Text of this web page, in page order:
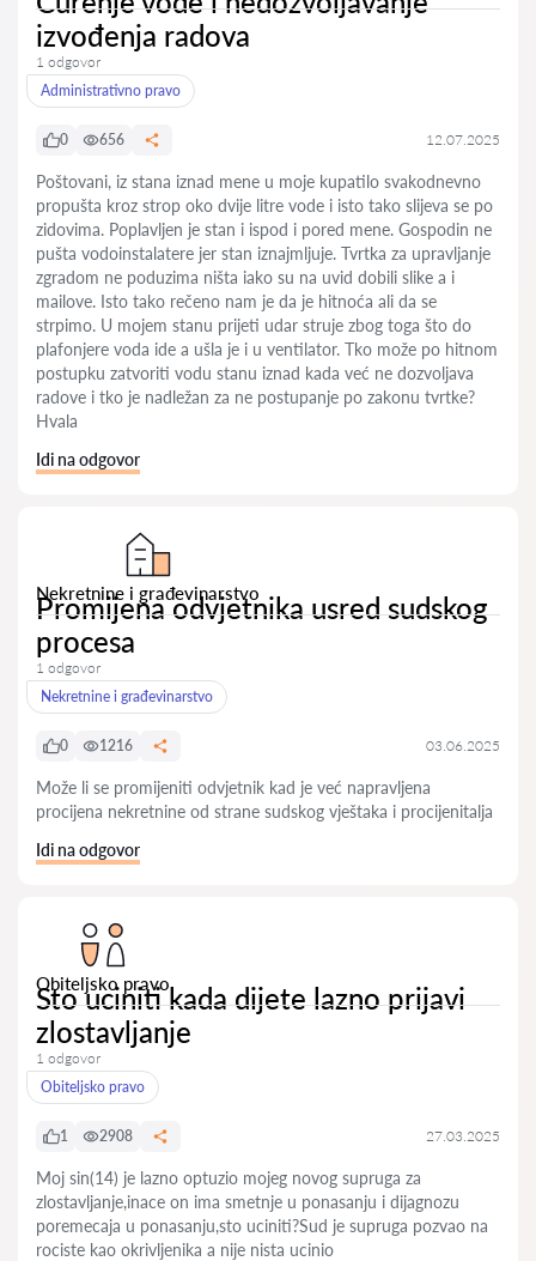
izvođenja radova
1 odgovor
Administrativno pravo
0 656 12.07.2025
Poštovani, iz stana iznad mene u moje kupatilo svakodnevno
propušta kroz strop oko dvije litre vode i isto tako slijeva se po
zidovima. Poplavljen je stan i ispod i pored mene. Gospodin ne
pušta vodoinstalatere jer stan iznajmljuje. Tvrtka za upravljanje
zgradom ne poduzima ništa iako su na uvid dobili slike a i
mailove. Isto tako rečeno nam je da je hitnoća ali da se
strpimo. U mojem stanu prijeti udar struje zbog toga što do
plafonjere voda ide a ušla je i u ventilator. Tko može po hitnom
postupku zatvoriti vodu stanu iznad kada već ne dozvoljava
radove i tko je nadležan za ne postupanje po zakonu tvrtke?
Hvala
Idi na odgovor
Nekretnine i građevinarstvo
Promijena odvjetnika usred sudskog
procesa
1 odgovor
Nekretnine i građevinarstvo
0 1216 03.06.2025
Može li se promijeniti odvjetnik kad je već napravljena
procijena nekretnine od strane sudskog vještaka i procijenitalja
Idi na odgovor
Obiteljsko pravo
Sto uciniti kada dijete lazno prijavi
zlostavljanje
1 odgovor
Obiteljsko pravo
1 2908 27.03.2025
Moj sin(14) je lazno optuzio mojeg novog supruga za
zlostavljanje,inace on ima smetnje u ponasanju i dijagnozu
poremecaja u ponasanju,sto uciniti?Sud je supruga pozvao na
rociste kao okrivljenika a nije nista ucinio